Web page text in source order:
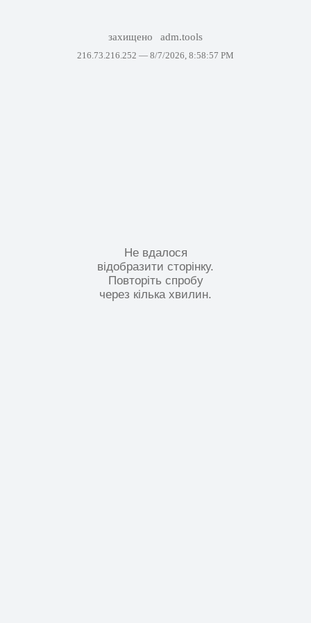
захищено adm.tools
216.73.216.252 — 8/7/2026, 8:58:57 PM
Не вдалося
відобразити сторінку.
Повторіть спробу
через кілька хвилин.